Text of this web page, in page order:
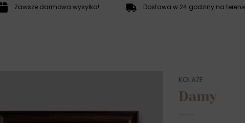
Zawsze darmowa wysyłka! Dostawa w 24 godziny na
KOLAŻE
Damy